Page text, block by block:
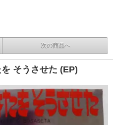
次の商品へ
そうさせた (EP)